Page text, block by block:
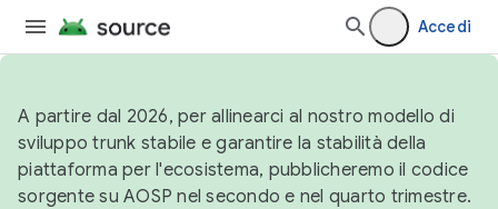
Accedi
A partire dal 2026, per allinearci al nostro modello di
sviluppo trunk stabile e garantire la stabilità della
piattaforma per l'ecosistema, pubblicheremo il codice
sorgente su AOSP nel secondo e nel quarto trimestre.